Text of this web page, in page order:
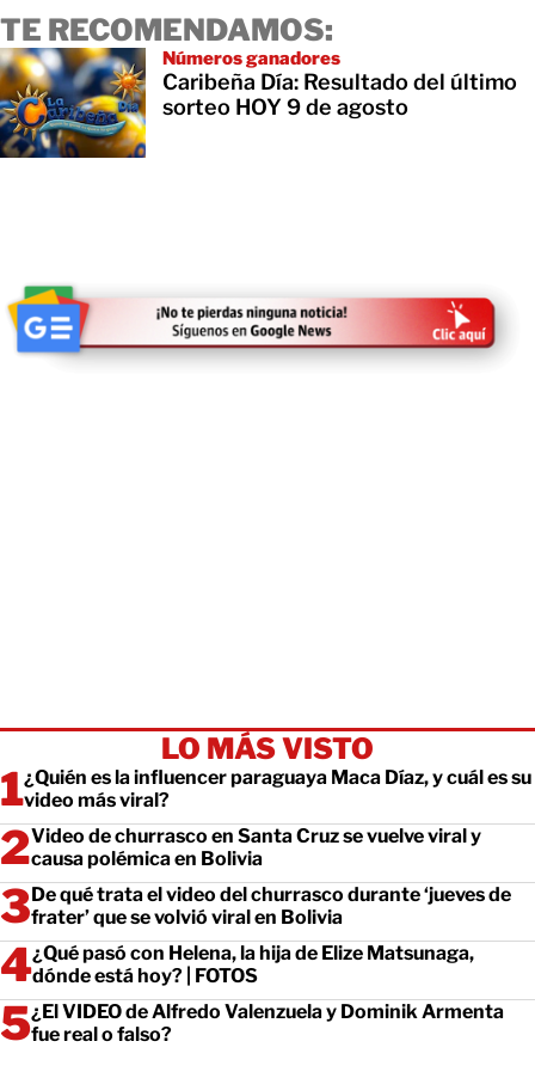
TE RECOMENDAMOS:
Números ganadores
Caribeña Día: Resultado del último
sorteo HOY 9 de agosto
LO MÁS VISTO
¿Quién es la influencer paraguaya Maca Díaz, y cuál es su
video más viral?
Video de churrasco en Santa Cruz se vuelve viral y
causa polémica en Bolivia
De qué trata el video del churrasco durante ‘jueves de
frater’ que se volvió viral en Bolivia
¿Qué pasó con Helena, la hija de Elize Matsunaga,
dónde está hoy? | FOTOS
¿El VIDEO de Alfredo Valenzuela y Dominik Armenta
fue real o falso?